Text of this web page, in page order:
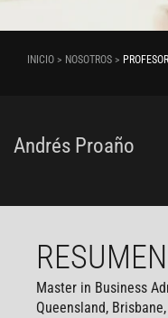
INICIO > NOSOTROS >
Andrés Proaño
RESUMEN
Master in Business
Queensland,